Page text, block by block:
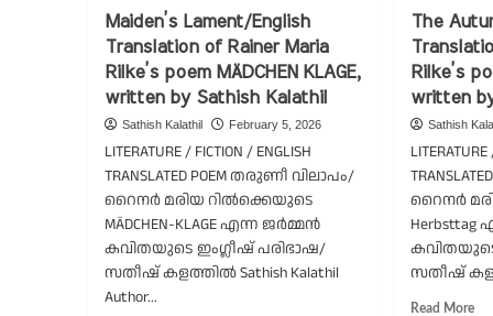
ബട്ട്ലർ
യേറ്റ്സിന്റെ,
യു
ആർ
ഓൾഡ്’
എന്ന
കവിതയുടെ
തർജ്ജമ/
സതീഷ്
കളത്തിൽ
യു
Maiden’s Lament/English
Translation of Rainer Maria
Rilke’s poem MÄDCHEN KLAGE,
written by Sathish Kalathil
Sathish Kalathil February 5, 2026
LITERATURE / FICTION / ENGLISH
TRANSLATED POEM തരുണീ വിലാപം/
റൈനർ മരിയ റിൽക്കെയുടെ
MÄDCHEN-KLAGE എന്ന ജർമ്മൻ
കവിതയുടെ ഇംഗ്ലീഷ് പരിഭാഷ/
സതീഷ് കളത്തിൽ Sathish Kalathil
Author...
The
Rilke’s
written
Sathish
റൈനർ
കവിതയുടെ
സതീഷ്
Read More